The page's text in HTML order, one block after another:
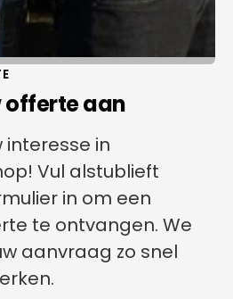
offerte aan
interesse in
Vul alstublieft
in om een
te ontvangen. We
aanvraag zo snel